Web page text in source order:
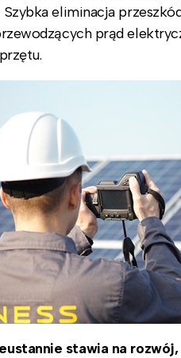
Szybka eliminacja
prąd
stawia na